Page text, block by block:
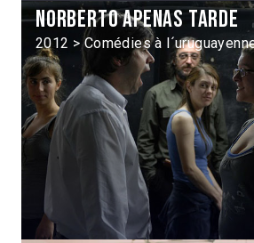
Norberto apenas tarde
2012 > Comédies à